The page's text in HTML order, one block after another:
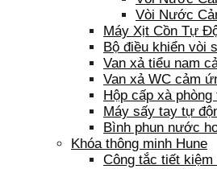
Vòi Nước
Máy Xịt Cồn Tự
Bộ điều khiển vòi
Van xả tiểu nam
Van xả WC cảm
Hộp cấp xà phòng
Máy sấy tay tự
Bình phun nước
Khóa thông minh Hune
Công tắc tiết kiệm